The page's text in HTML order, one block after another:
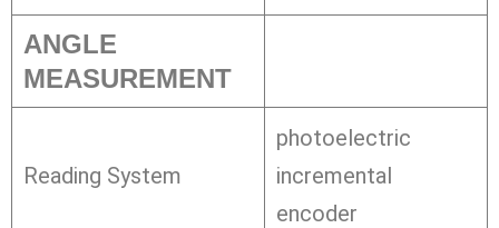
ANGLE
MEASUREMENT
Reading System
photoelectric
incremental
encoder